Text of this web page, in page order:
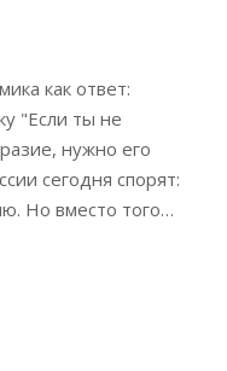
как ответ:
"Если ты не
нужно его
сегодня спорят:
Но вместо того…